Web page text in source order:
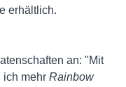
erhältlich.
an: "Mit
ich mehr Rainbow